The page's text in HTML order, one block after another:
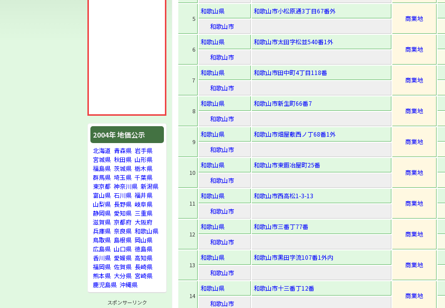
2004年 地価公示
北海道 青森県 岩手県
宮城県 秋田県 山形県
福島県 茨城県 栃木県
群馬県 埼玉県 千葉県
東京都 神奈川県 新潟県
富山県 石川県 福井県
山梨県 長野県 岐阜県
静岡県 愛知県 三重県
滋賀県 京都府 大阪府
兵庫県 奈良県 和歌山県
鳥取県 島根県 岡山県
広島県 山口県 徳島県
香川県 愛媛県 高知県
福岡県 佐賀県 長崎県
熊本県 大分県 宮崎県
鹿児島県 沖縄県
スポンサーリンク
5
和歌山県
和歌山市小松原通3丁目67番外
商業地
和歌山市
6
和歌山県
和歌山市太田字松並540番1外
商業地
和歌山市
7
和歌山県
和歌山市田中町4丁目118番
商業地
和歌山市
8
和歌山県
和歌山市新生町66番7
商業地
和歌山市
9
和歌山県
和歌山市畑屋敷西ノ丁68番1外
商業地
和歌山市
10
和歌山県
和歌山市東鍜冶屋町25番
商業地
和歌山市
11
和歌山県
和歌山市西高松1-3-13
商業地
和歌山市
12
和歌山県
和歌山市三番丁77番
商業地
和歌山市
13
和歌山県
和歌山市黒田字流107番1外内
商業地
和歌山市
14
和歌山県
和歌山市十三番丁12番
商業地
和歌山市